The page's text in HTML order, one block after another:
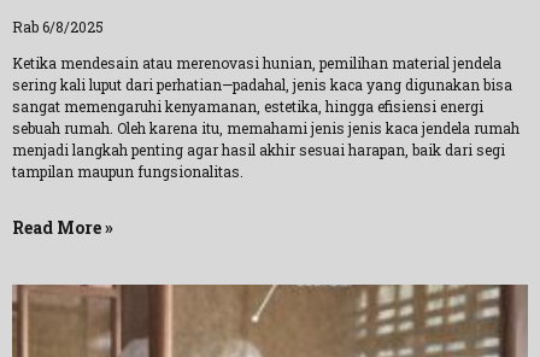
Rab 6/8/2025
Ketika mendesain atau merenovasi hunian, pemilihan material jendela
sering kali luput dari perhatian—padahal, jenis kaca yang digunakan bisa
sangat memengaruhi kenyamanan, estetika, hingga efisiensi energi
sebuah rumah. Oleh karena itu, memahami jenis jenis kaca jendela rumah
menjadi langkah penting agar hasil akhir sesuai harapan, baik dari segi
tampilan maupun fungsionalitas.
Read More »